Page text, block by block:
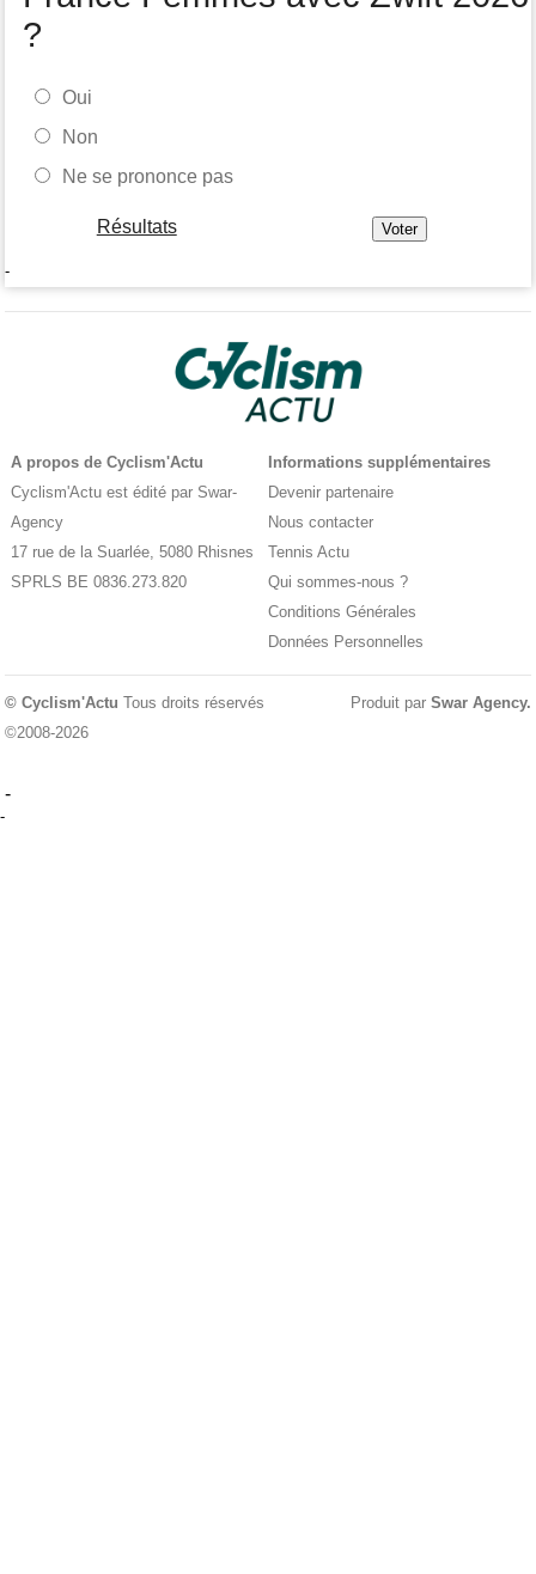
?
Oui
Non
Ne se prononce pas
Résultats
-
A propos de Cyclism'Actu
Cyclism'Actu est édité par Swar-
Agency
17 rue de la Suarlée, 5080 Rhisnes
SPRLS BE 0836.273.820
Informations supplémentaires
Devenir partenaire
Nous contacter
Tennis Actu
Qui sommes-nous ?
Conditions Générales
Données Personnelles
© Cyclism'Actu Tous droits réservés
©2008-2026
Produit par Swar Agency.
-
-